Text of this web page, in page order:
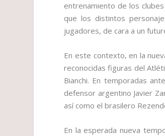
entrenamiento de los
que los distintos
jugadores, de cara a un
En este contexto, en la
reconocidas figuras del
Bianchi. En temporadas
defensor argentino Javier
así como el brasilero
En la esperada nueva